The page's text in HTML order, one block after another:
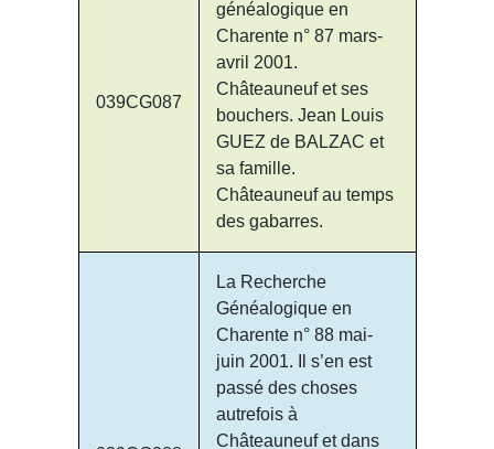
039CG087
généalogique en
Charente n° 87 mars-
avril 2001.
Châteauneuf et ses
bouchers. Jean Louis
GUEZ de BALZAC et
sa famille.
Châteauneuf au temps
des gabarres.
La Recherche
Généalogique en
Charente n° 88 mai-
juin 2001. Il s’en est
passé des choses
autrefois à
Châteauneuf et dans